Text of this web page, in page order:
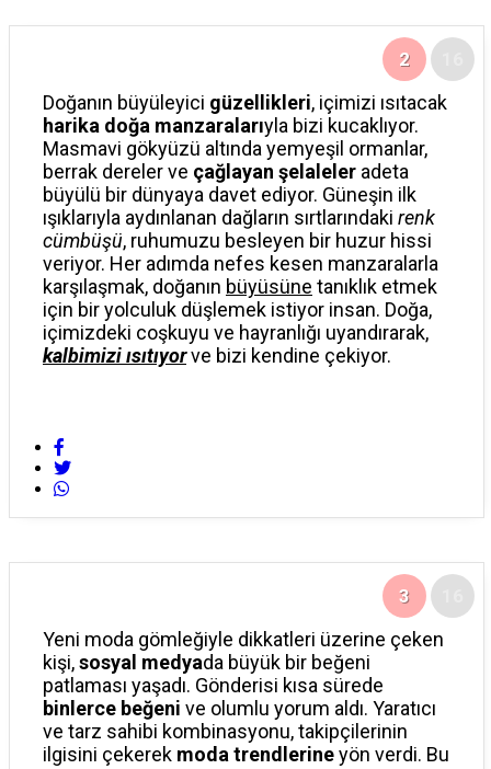
2
Doğanın büyüleyici güzellikleri, içimizi ısıtacak
harika doğa manzaralarıyla bizi kucaklıyor.
Masmavi gökyüzü altında yemyeşil ormanlar,
berrak dereler ve çağlayan şelaleler adeta
büyülü bir dünyaya davet ediyor. Güneşin ilk
ışıklarıyla aydınlanan dağların sırtlarındaki renk
cümbüşü, ruhumuzu besleyen bir huzur hissi
veriyor. Her adımda nefes kesen manzaralarla
karşılaşmak, doğanın büyüsüne tanıklık etmek
için bir yolculuk düşlemek istiyor insan. Doğa,
içimizdeki coşkuyu ve hayranlığı uyandırarak,
kalbimizi ısıtıyorve bizi kendine çekiyor.
3
Yeni moda gömleğiyle dikkatleri üzerine çeken
kişi,sosyal medyada büyük bir beğeni
patlaması yaşadı. Gönderisi kısa sürede
binlerce beğeni ve olumlu yorum aldı. Yaratıcı
ve tarz sahibi kombinasyonu, takipçilerinin
ilgisini çekerek moda trendlerineyön verdi. Bu